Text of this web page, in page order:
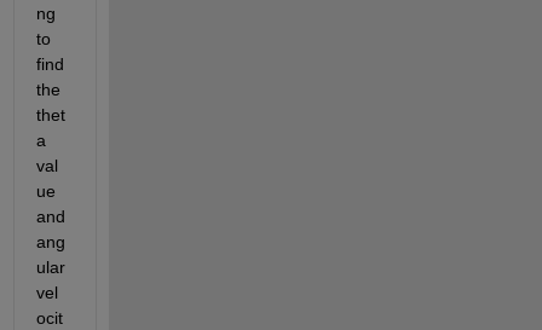
ng
to
find
the
thet
a
val
ue
and
ang
ular
vel
ocit